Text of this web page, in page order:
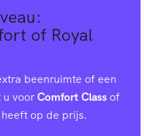
of Royal
beenruimte of een
u voorComfort Classof
op de prijs.